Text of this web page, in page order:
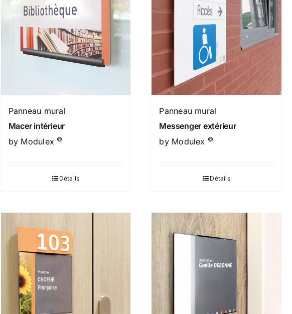
Panneau mural
Macer intérieur
by Modulex ©
Détails
Panneau mural
Messenger extérieur
by Modulex ©
Détails